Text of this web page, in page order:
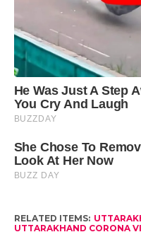
RELATED ITEMS:
UTTARAKHAND CORONA